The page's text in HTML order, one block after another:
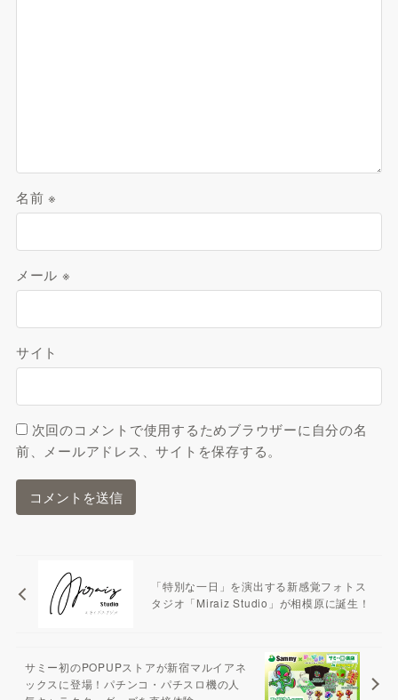
名前※
メール ※
サイト
次回のコメントで使用するためブラウザーに自分の名
前、メールアドレス、サイトを保存する。
「特別な一日」を演出する新感覚フォトス
タジオ「Miraiz Studio」が相模原に誕生！
サミー初のPOPUPストアが新宿マルイアネ
ックスに登場！パチンコ・パチスロ機の人